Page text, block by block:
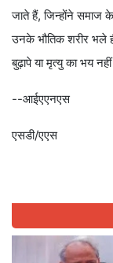
जाते हैं, जिन्होंने समाज के
उनके भौतिक शरीर भले
बुढ़ापे या मृत्यु का भय
--आईएएनएस
एसडी/एएस